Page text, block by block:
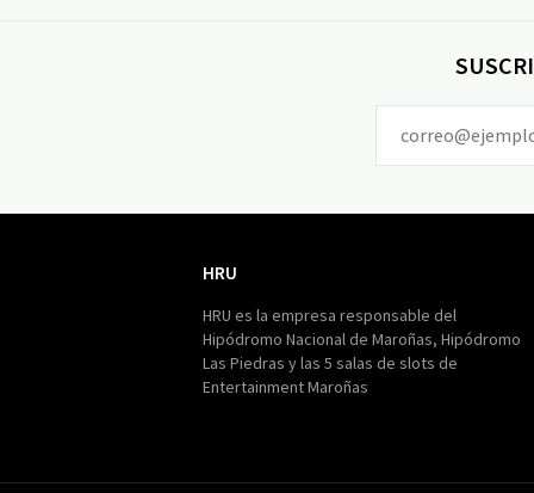
HRU
HRU es la empresa responsable del
Hipódromo Nacional de Maroñas, Hipódromo
Las Piedras y las 5 salas de slots de
Entertainment Maroñas